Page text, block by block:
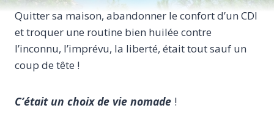
Quitter sa maison, abandonner le confort d’un CDI
et troquer une routine bien huilée contre
l’inconnu, l’imprévu, la liberté, était tout sauf un
coup de tête !
C’était un choix de vie nomade !